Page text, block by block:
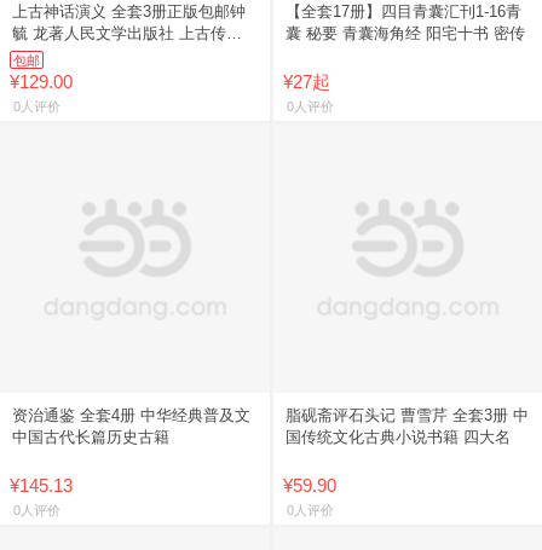
上古神话演义 全套3册正版包邮钟
毓 龙著人民文学出版社 上古传说
传
包邮
¥129.00
0人评价
【全套17册】四目青囊汇刊1-16青
囊 秘要 青囊海角经 阳宅十书 密传
¥27起
0人评价
资治通鉴 全套4册 中华经典普及文
中国古代长篇历史古籍
¥145.13
0人评价
脂砚斋评石头记 曹雪芹 全套3册 中
国传统文化古典小说书籍 四大名
¥59.90
0人评价